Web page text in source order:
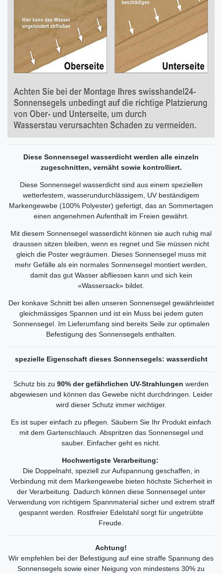
Diese Sonnensegel wasserdicht werden alle einzeln
zugeschnitten, vernäht sowie kontrolliert.
Diese Sonnensegel wasserdicht sind aus einem speziellen
wetterfestem, wasserundurchlässigem, UV beständigem
Markengewebe (100% Polyester) gefertigt, das an Sommertagen
einen angenehmen Aufenthalt im Freien gewährt.
Mit diesem Sonnensegel wasserdicht können sie auch ruhig mal
draussen sitzen bleiben, wenn es regnet und Sie müssen nicht
gleich die Poster wegräumen. Dieses Sonnensegel muss mit
mehr Gefälle als ein normales Sonnensegel montiert werden,
damit das gut Wasser abfliessen kann und sich kein
«Wassersack» bildet.
Der konkave Schnitt bei allen unseren Sonnensegel gewährleistet
gleichmässiges Spannen und ist ein Muss bei jedem guten
Sonnensegel. Im Lieferumfang sind bereits Seile zur optimalen
Befestigung des Sonnensegels enthalten.
spezielle Eigenschaft dieses Sonnensegels: wasserdicht
Schutz bis zu 90% der gefährlichen UV-Strahlungen werden
abgewiesen und können das Gewebe nicht durchdringen. Leider
wird dieser Schutz immer wichtiger.
Es ist super einfach zu pflegen. Säubern Sie Ihr Produkt einfach
mit dem Gartenschlauch. Abspritzen das Sonnensegel und
sauber. Einfacher geht es nicht.
Hochwertigste Verarbeitung:
Die Doppelnaht, speziell zur Aufspannung geschaffen, in
Verbindung mit dem Markengewebe bieten höchste Sicherheit in
der Verarbeitung. Dadurch können diese Sonnensegel unter
Verwendung von richtigem Spannmaterial sicher und extrem straff
gespannt werden. Rostfreier Edelstahl sorgt für ungetrübte
Freude.
Achtung!
Wir empfehlen bei der Befestigung auf eine straffe Spannung des
Sonnensegels sowie einer Neigung von mindestens 30% zu